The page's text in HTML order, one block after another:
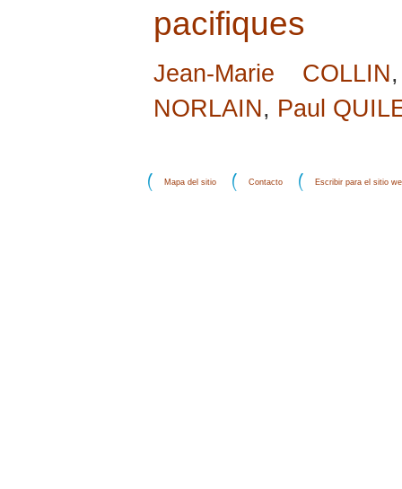
pacifiques
Jean-Marie COLLIN
NORLAIN, Paul
Mapa del sitio Contacto Escribir para el sitio